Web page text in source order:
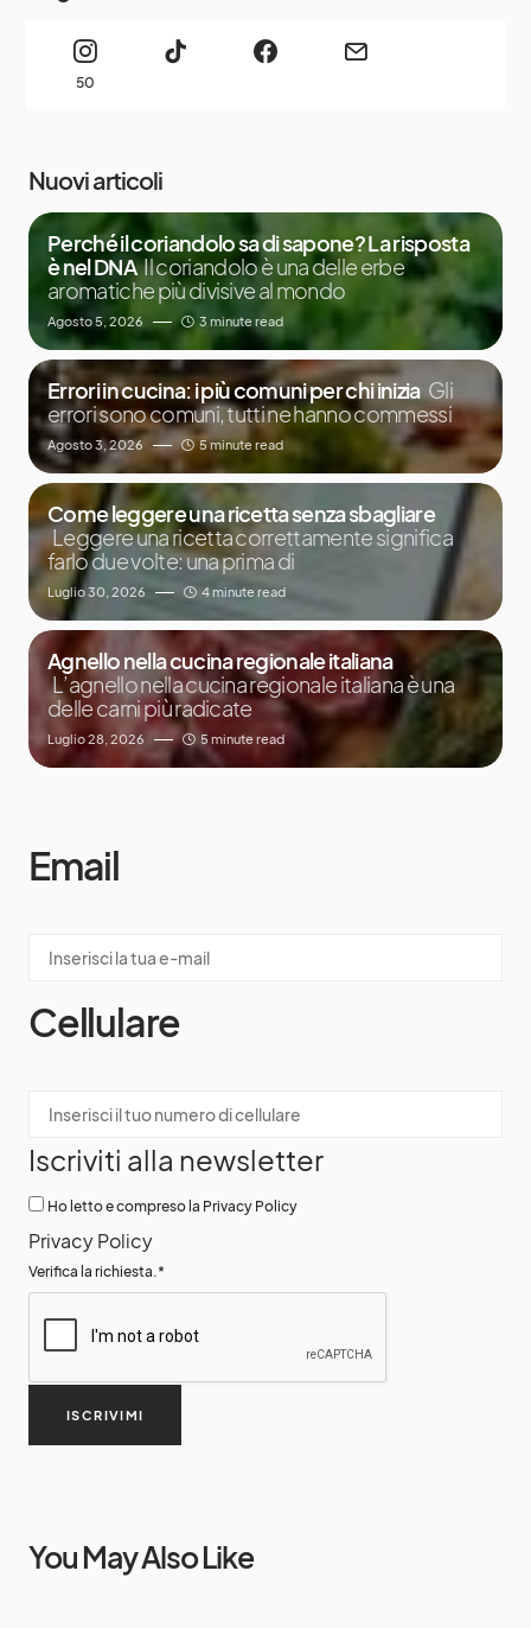
50
Nuovi articoli
Perché il coriandolo sa di sapone? La risposta
è nel DNA Il coriandolo è una delle erbe
aromatiche più divisive al mondo
Agosto 5, 2026 3 minute read
Errori in cucina: i più comuni per chi inizia Gli
errori sono comuni, tutti ne hanno commessi
Agosto 3, 2026 5 minute read
Come leggere una ricetta senza sbagliare
Leggere una ricetta correttamente significa
farlo due volte: una prima di
Luglio 30, 2026 4 minute read
Agnello nella cucina regionale italiana
L’agnello nella cucina regionale italiana è una
delle carni più radicate
Luglio 28, 2026 5 minute read
Email
Cellulare
Iscriviti alla newsletter
Ho letto e compreso la Privacy Policy
Privacy Policy
Verifica la richiesta.*
ISCRIVIMI
You May Also Like